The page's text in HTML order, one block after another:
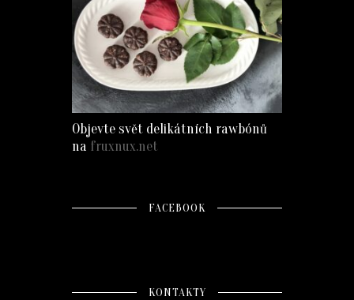
Objevte svět delikátních rawbónů
na fruxnux.net
FACEBOOK
KONTAKTY